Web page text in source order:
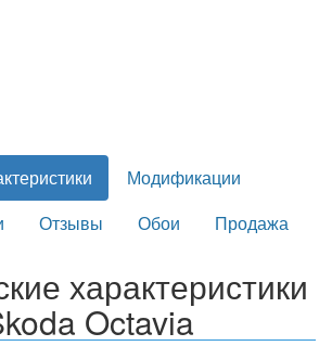
Модификации
Отзывы Обои Продажа
характеристики
Octavia